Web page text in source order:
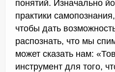
понятий. Изначально
практики
чтобы дать
распознать, что мы
может сказать нам:
инструмент для того,